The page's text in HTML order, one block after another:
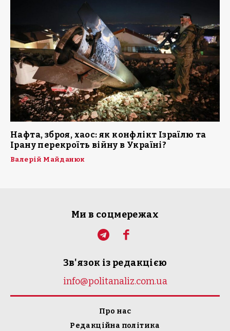
Нафта, зброя, хаос: як конфлікт Ізраїлю та
Ірану перекроїть війну в Україні?
Валерій Майданюк
Ми в соцмережах
Зв'язок із редакцією
info@politanaliz.com.ua
Про нас
Редакційна політика